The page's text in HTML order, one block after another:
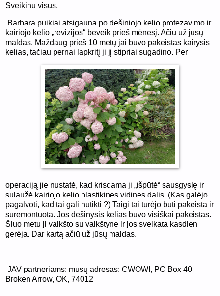
Sveikinu visus,
Barbara puikiai atsigauna po dešiniojo kelio protezavimo ir
kairiojo kelio „revizijos“ beveik prieš mėnesį. Ačiū už jūsų
maldas. Maždaug prieš 10 metų jai buvo pakeistas kairysis
kelias, tačiau pernai lapkritį ji jį stipriai sugadino. Per
operaciją jie nustatė, kad krisdama ji „išpūtė“ sausgyslę ir
sulaužė kairiojo kelio plastikines vidines dalis. (Kas galėjo
pagalvoti, kad tai gali nutikti ?) Taigi tai turėjo būti pakeista ir
suremontuota. Jos dešinysis kelias buvo visiškai pakeistas.
Šiuo metu ji vaikšto su vaikštyne ir jos sveikata kasdien
gerėja. Dar kartą ačiū už jūsų maldas.
JAV partneriams: mūsų adresas: CWOWI, PO Box 40,
Broken Arrow, OK, 74012